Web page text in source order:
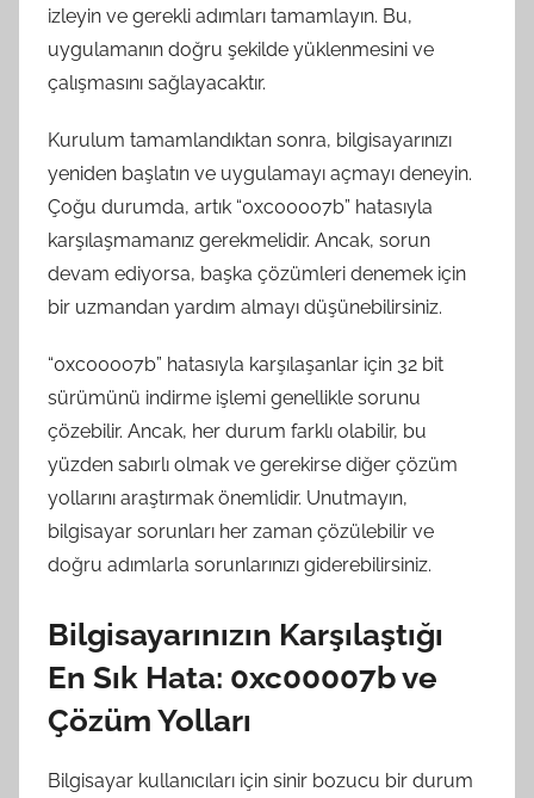
izleyin ve gerekli adımları tamamlayın. Bu,
uygulamanın doğru şekilde yüklenmesini ve
çalışmasını sağlayacaktır.
Kurulum tamamlandıktan sonra, bilgisayarınızı
yeniden başlatın ve uygulamayı açmayı deneyin.
Çoğu durumda, artık “0xc00007b” hatasıyla
karşılaşmamanız gerekmelidir. Ancak, sorun
devam ediyorsa, başka çözümleri denemek için
bir uzmandan yardım almayı düşünebilirsiniz.
“0xc00007b” hatasıyla karşılaşanlar için 32 bit
sürümünü indirme işlemi genellikle sorunu
çözebilir. Ancak, her durum farklı olabilir, bu
yüzden sabırlı olmak ve gerekirse diğer çözüm
yollarını araştırmak önemlidir. Unutmayın,
bilgisayar sorunları her zaman çözülebilir ve
doğru adımlarla sorunlarınızı giderebilirsiniz.
Bilgisayarınızın Karşılaştığı
En Sık Hata: 0xc00007b ve
Çözüm Yolları
Bilgisayar kullanıcıları için sinir bozucu bir durum